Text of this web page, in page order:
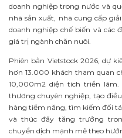
doanh nghiệp trong nước và
nhà sản xuất, nhà cung cấp
doanh nghiệp chế biến và các
giá trị ngành chăn nuôi.
Phiên bản Vietstock 2026, dự
hơn 13.000 khách tham quan
10,000m2 diện tích triển
thương chuyên nghiệp, tạo
hàng tiềm năng, tìm kiếm đối
và thúc đẩy tăng trưởng
chuyển dịch mạnh mẽ theo